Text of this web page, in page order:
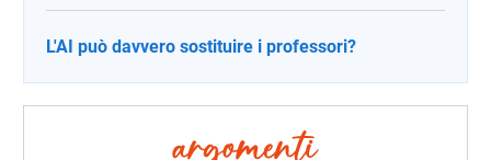
L'AI può davvero sostituire i professori?